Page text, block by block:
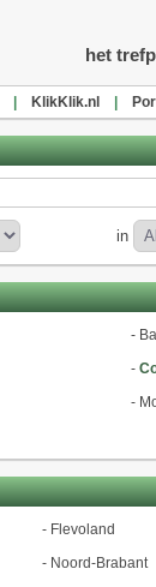
het
KlikKlik.nl
in
-
-
-
- Flevoland
- Noord-Brabant